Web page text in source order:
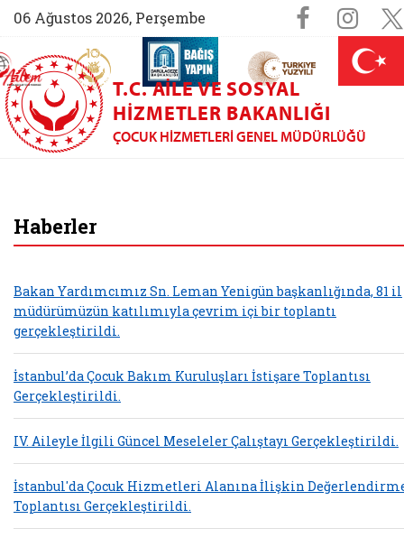
06 Ağustos 2026, Perşembe Sosyal
(yeni sekmede açılır)
AİLEM İletişim Merkezi (yeni sekmede açılır)
Aile ve Nüfus On Yılı (yeni sekmede açılır)
Darülaceze bağış sayfası (yeni
T.C. AILE VE SOSYAL
HIZMETLER BAKANLIĞI
ÇOCUK HIZMETLERI GENEL MÜDÜRLÜĞÜ
Haberler
Bakan Yardımcımız Sn. Leman Yenigün başkanlığında, 81 il
müdürümüzün katılımıyla çevrim içi bir toplantı
gerçekleştirildi.
İstanbul’da Çocuk Bakım Kuruluşları İstişare Toplantısı
Gerçekleştirildi.
IV. Aileyle İlgili Güncel Meseleler Çalıştayı Gerçekleştirildi.
İstanbul'da Çocuk Hizmetleri Alanına İlişkin
Toplantısı Gerçekleştirildi.